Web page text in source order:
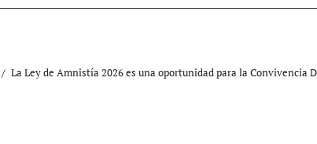
La Ley de Amnistía 2026 es una oportunidad para la Convivencia